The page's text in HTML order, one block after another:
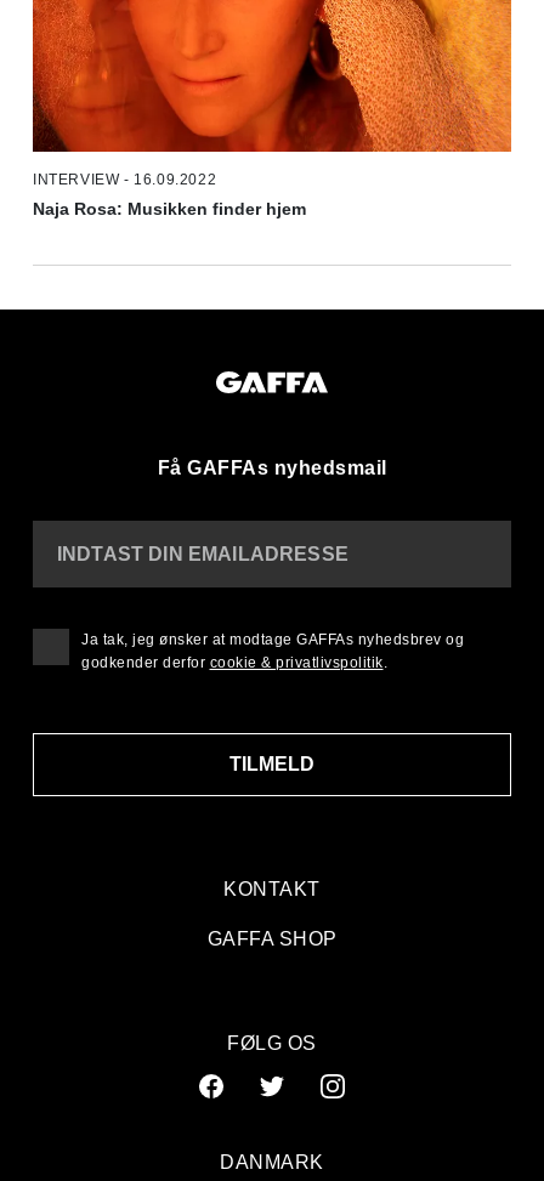
INTERVIEW - 16.09.2022
Naja Rosa: Musikken finder hjem
Få GAFFAs nyhedsmail
KONTAKT
GAFFA SHOP
INDTAST DIN EMAILADRESSE
TILMELD
Ja tak, jeg ønsker at modtage GAFFAs nyhedsbrev og
godkender derfor cookie & privatlivspolitik.
FØLG OS
DANMARK